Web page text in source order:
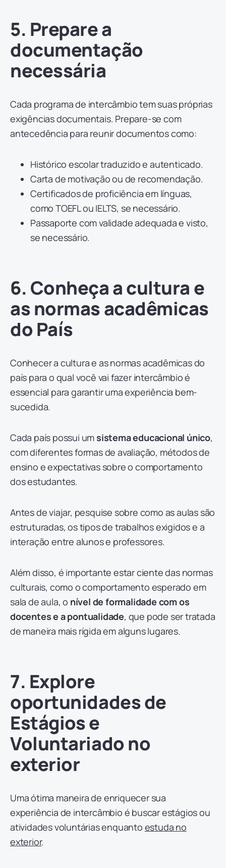
5. Prepare a
documentação
necessária
Cada programa de intercâmbio tem suas próprias
exigências documentais. Prepare-se com
antecedência para reunir documentos como:
Histórico escolar traduzido e autenticado.
Carta de motivação ou de recomendação.
Certificados de proficiência em línguas,
como TOEFL ou IELTS, se necessário.
Passaporte com validade adequada e visto,
se necessário.
6. Conheça a cultura e
as normas acadêmicas
do País
Conhecer a cultura e as normas acadêmicas do
país para o qual você vai fazer intercâmbio é
essencial para garantir uma experiência bem-
sucedida.
Cada país possui um sistema educacional único,
com diferentes formas de avaliação, métodos de
ensino e expectativas sobre o comportamento
dos estudantes.
Antes de viajar, pesquise sobre como as aulas são
estruturadas, os tipos de trabalhos exigidos e a
interação entre alunos e professores.
Além disso, é importante estar ciente das normas
culturais, como o comportamento esperado em
sala de aula, o nível de formalidade com os
docentes e a pontualidade, que pode ser tratada
de maneira mais rígida em alguns lugares.
7. Explore
oportunidades de
Estágios e
Voluntariado no
exterior
Uma ótima maneira de enriquecer sua
experiência de intercâmbio é buscar estágios ou
atividades voluntárias enquanto estuda no
exterior.